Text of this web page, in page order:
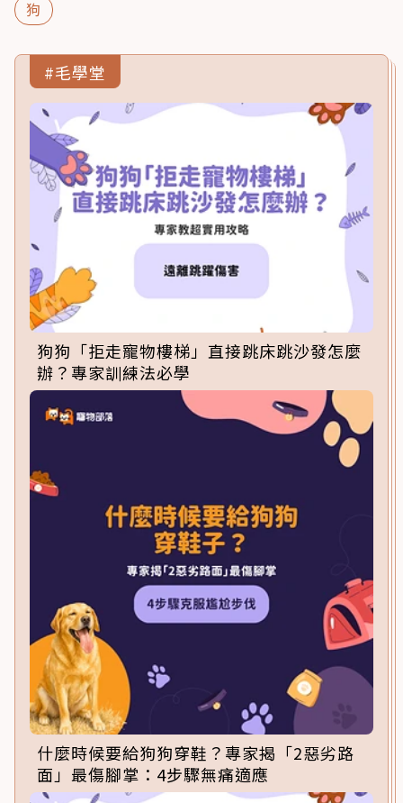
狗
#毛學堂
狗狗「拒走寵物樓梯」直接跳床跳沙發怎麼
辦？專家訓練法必學
什麼時候要給狗狗穿鞋？專家揭「2惡劣路
面」最傷腳掌：4步驟無痛適應